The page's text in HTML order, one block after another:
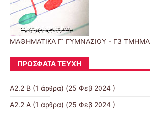
ΜΑΘΗΜΑΤΙΚΑ Γ΄ ΓΥΜΝΑΣΙΟΥ - Γ3 ΤΜΗΜΑ
ΠΡΌΣΦΑΤΑ ΤΕΎΧΗ
Α2.2 Β (1 άρθρα) (25 Φεβ 2024 )
Α2.2 Α (1 άρθρα) (25 Φεβ 2024 )